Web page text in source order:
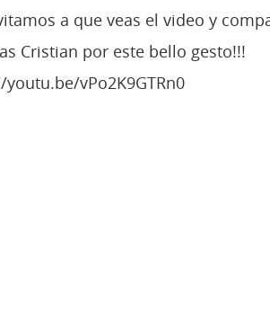
a que veas el video y
Cristian por este bello gesto!!!
vPo2K9GTRn0